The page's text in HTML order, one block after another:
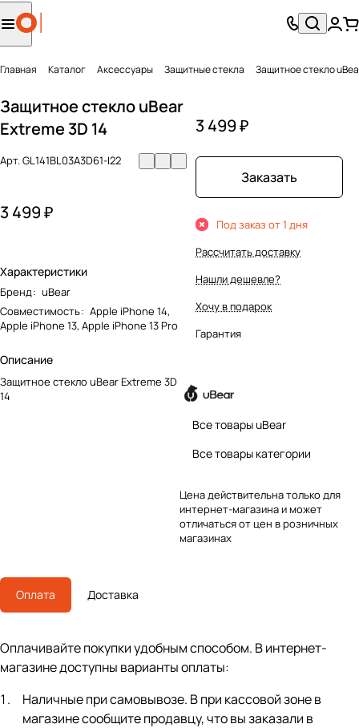
Главная Каталог Аксесcуары Защитные стекла Защитное стекло
Защитное стекло uBear
Extreme 3D 14
Арт.GL141BL03A3D61-I22
3 499 ₽
Характеристики
Бренд: uBear
Совместимость: Apple iPhone 14,
Apple iPhone 13, Apple iPhone 13 Pro
Описание
Защитное стекло uBear Extreme 3D
14
3 499 ₽
Заказать
Под заказ от 1 дня
Рассчитать доставку
Нашли дешевле?
Хочу в подарок
Гарантия
Все товары uBear
Все товары категории
Цена действительна только для
интернет-магазина и может
отличаться от цен в розничных
магазинах
Оплата Доставка
Оплачивайте покупки удобным способом. В интернет-
магазине доступны варианты оплаты:
Наличные при самовывозе. В при кассовой зоне в
магазине сообщите продавцу, что вы заказали в